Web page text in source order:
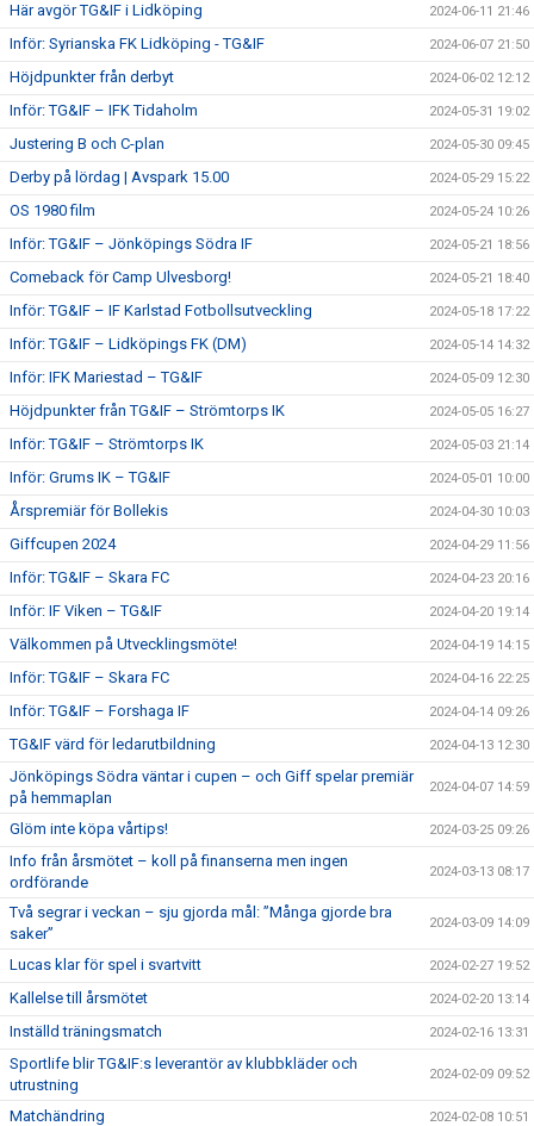
Här avgör TG&IF i Lidköping 2024-06-11 21:46
Inför: Syrianska FK Lidköping - TG&IF 2024-06-07 21:50
Höjdpunkter från derbyt 2024-06-02 12:12
Inför: TG&IF – IFK Tidaholm 2024-05-31 19:02
Justering B och C-plan 2024-05-30 09:45
Derby på lördag | Avspark 15.00 2024-05-29 15:22
OS 1980 film 2024-05-24 10:26
Inför: TG&IF – Jönköpings Södra IF 2024-05-21 18:56
Comeback för Camp Ulvesborg! 2024-05-21 18:40
Inför: TG&IF – IF Karlstad Fotbollsutveckling 2024-05-18 17:22
Inför: TG&IF – Lidköpings FK (DM) 2024-05-14 14:32
Inför: IFK Mariestad – TG&IF 2024-05-09 12:30
Höjdpunkter från TG&IF – Strömtorps IK 2024-05-05 16:27
Inför: TG&IF – Strömtorps IK 2024-05-03 21:14
Inför: Grums IK – TG&IF 2024-05-01 10:00
Årspremiär för Bollekis 2024-04-30 10:03
Giffcupen 2024 2024-04-29 11:56
Inför: TG&IF – Skara FC 2024-04-23 20:16
Inför: IF Viken – TG&IF 2024-04-20 19:14
Välkommen på Utvecklingsmöte! 2024-04-19 14:15
Inför: TG&IF – Skara FC 2024-04-16 22:25
Inför: TG&IF – Forshaga IF 2024-04-14 09:26
TG&IF värd för ledarutbildning 2024-04-13 12:30
Jönköpings Södra väntar i cupen – och Giff spelar premiär
på hemmaplan
2024-04-07 14:59
Glöm inte köpa vårtips! 2024-03-25 09:26
Info från årsmötet – koll på finanserna men ingen
ordförande
2024-03-13 08:17
Två segrar i veckan – sju gjorda mål: ”Många gjorde bra
saker”
2024-03-09 14:09
Lucas klar för spel i svartvitt 2024-02-27 19:52
Kallelse till årsmötet 2024-02-20 13:14
Inställd träningsmatch 2024-02-16 13:31
Sportlife blir TG&IF:s leverantör av klubbkläder och
utrustning
2024-02-09 09:52
Matchändring 2024-02-08 10:51